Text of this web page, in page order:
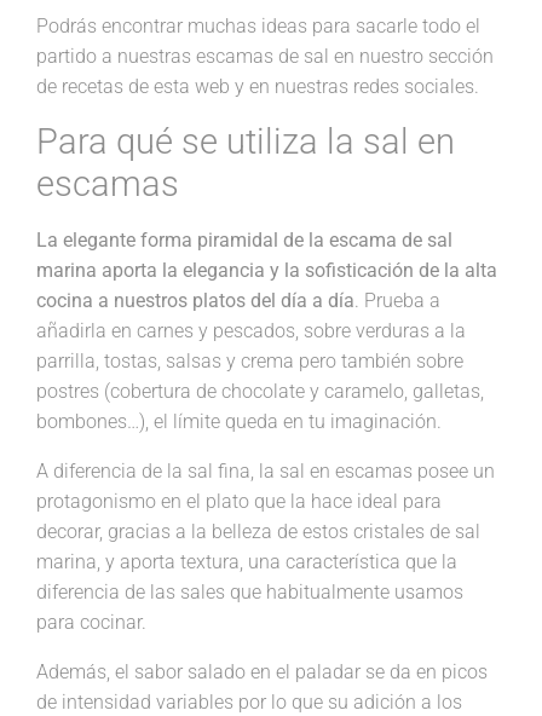
Podrás encontrar muchas ideas para sacarle todo el
partido a nuestras escamas de sal en nuestro sección
de recetas de esta web y en nuestras redes sociales.
Para qué se utiliza la sal en
escamas
La elegante forma piramidal de la escama de sal
marina aporta la elegancia y la sofisticación de la alta
cocina a nuestros platos del día a día. Prueba a
añadirla en carnes y pescados, sobre verduras a la
parrilla, tostas, salsas y crema pero también sobre
postres (cobertura de chocolate y caramelo, galletas,
bombones…), el límite queda en tu imaginación.
A diferencia de la sal fina, la sal en escamas posee un
protagonismo en el plato que la hace ideal para
decorar, gracias a la belleza de estos cristales de sal
marina, y aporta textura, una característica que la
diferencia de las sales que habitualmente usamos
para cocinar.
Además, el sabor salado en el paladar se da en picos
de intensidad variables por lo que su adición a los